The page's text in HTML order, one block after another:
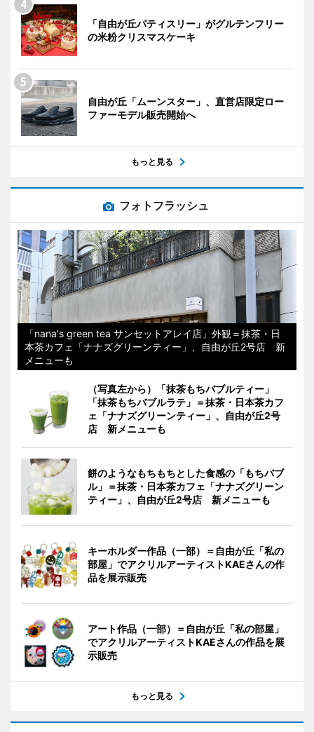
「自由が丘パティスリー」がグルテンフリー
の米粉クリスマスケーキ
自由が丘「ムーンスター」、直営店限定ロー
ファーモデル販売開始へ
もっと見る
フォトフラッシュ
「nana's green tea サンセットアレイ店」外観＝抹茶・日
本茶カフェ「ナナズグリーンティー」、自由が丘2号店 新
メニューも
（写真左から）「抹茶もちバブルティー」
「抹茶もちバブルラテ」＝抹茶・日本茶カフ
ェ「ナナズグリーンティー」、自由が丘2号
店 新メニューも
餅のようなもちもちとした食感の「もちバブ
ル」＝抹茶・日本茶カフェ「ナナズグリーン
ティー」、自由が丘2号店 新メニューも
キーホルダー作品（一部）＝自由が丘「私の
部屋」でアクリルアーティストKAEさんの作
品を展示販売
アート作品（一部）＝自由が丘「私の部屋」
でアクリルアーティストKAEさんの作品を展
示販売
もっと見る